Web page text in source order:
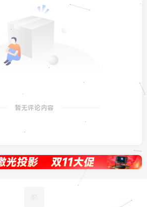
暂无评论内容